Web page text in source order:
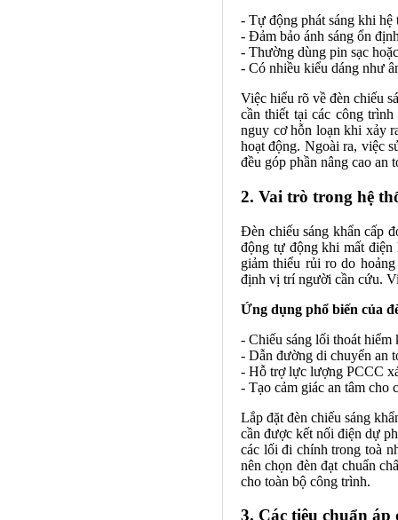
- Tự động phát sáng khi hệ
- Đảm bảo ánh sáng ổn
- Thường dùng pin sạc
- Có nhiều kiểu dáng như
Việc hiểu rõ về đèn chiếu
cần thiết tại các công
nguy cơ hỗn loạn khi xảy
hoạt động. Ngoài ra, việc
đều góp phần nâng cao an
2. Vai trò trong hệ
Đèn chiếu sáng khẩn cấp
động tự động khi mất
giảm thiểu rủi ro do
định vị trí người cần cứu.
Ứng dụng phổ biến của
- Chiếu sáng lối thoát
- Dẫn đường di chuyển an
- Hỗ trợ lực lượng PCCC
- Tạo cảm giác an tâm cho
Lắp đặt đèn chiếu sáng
cần được kết nối điện dự
các lối đi chính trong toà
nên chọn đèn đạt chuẩn
cho toàn bộ công trình.
3. Các tiêu chuẩn